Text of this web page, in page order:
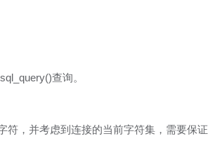
查询。
符，并考虑到连接的当前字符集，需要保证